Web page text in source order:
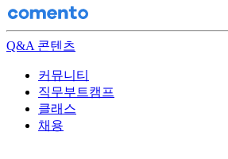
Q&A 콘텐츠
커뮤니티
직무부트캠프
클래스
채용